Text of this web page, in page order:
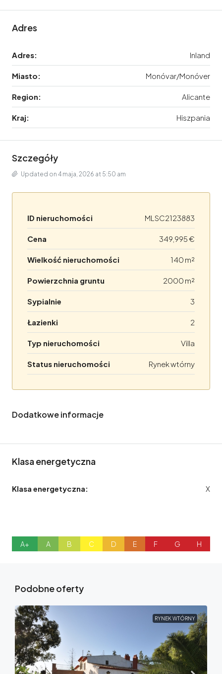
Adres
Adres: Inland
Miasto: Monóvar/Monóver
Region: Alicante
Kraj: Hiszpania
Szczegóły
Updated on 4 maja, 2026 at 5:50 am
ID nieruchomości MLSC2123883
Cena 349,995 €
Wielkość nieruchomości 140 m²
Powierzchnia gruntu 2000 m²
Sypialnie 3
Łazienki 2
Typ nieruchomości Villa
Status nieruchomości Rynek wtórny
Dodatkowe informacje
Klasa energetyczna
Klasa energetyczna: X
A+ A B C D E F G H
Podobne oferty
RYNEK WTÓRNY